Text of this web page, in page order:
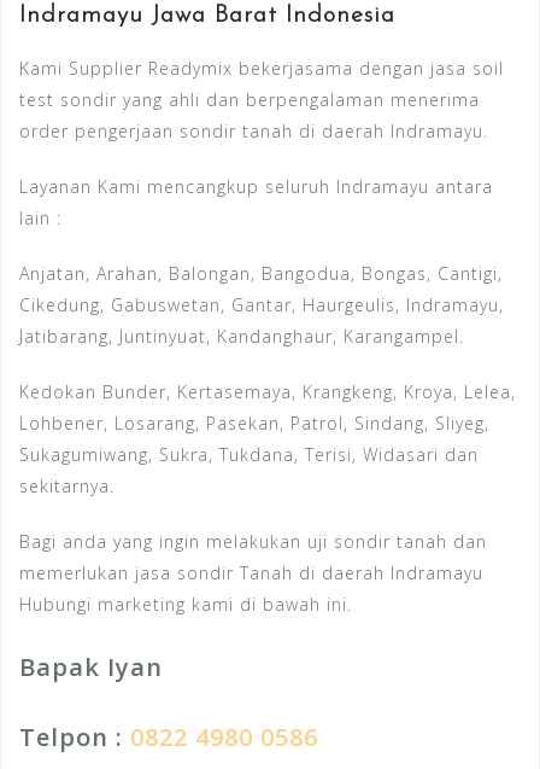
Indramayu Jawa Barat Indonesia
Kami Supplier Readymix bekerjasama dengan jasa soil
test sondir yang ahli dan berpengalaman menerima
order pengerjaan sondir tanah di daerah Indramayu.
Layanan Kami mencangkup seluruh Indramayu antara
lain :
Anjatan, Arahan, Balongan, Bangodua, Bongas, Cantigi,
Cikedung, Gabuswetan, Gantar, Haurgeulis, Indramayu,
Jatibarang, Juntinyuat, Kandanghaur, Karangampel.
Kedokan Bunder, Kertasemaya, Krangkeng, Kroya, Lelea,
Lohbener, Losarang, Pasekan, Patrol, Sindang, Sliyeg,
Sukagumiwang, Sukra, Tukdana, Terisi, Widasari dan
sekitarnya.
Bagi anda yang ingin melakukan uji sondir tanah dan
memerlukan jasa sondir Tanah di daerah Indramayu
Hubungi marketing kami di bawah ini.
Bapak Iyan
Telpon : 0822 4980 0586